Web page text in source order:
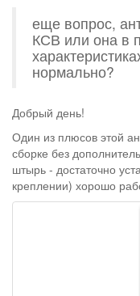
еще вопрос,
КСВ или она в
нормально?
Добрый день!
Один из плюсов этой
сборке без
штырь - достаточно
креплении) хорошо